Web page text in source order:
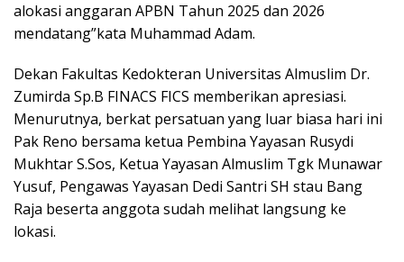
alokasi anggaran APBN Tahun 2025 dan 2026
mendatang”kata Muhammad Adam.
Dekan Fakultas Kedokteran Universitas Almuslim Dr.
Zumirda Sp.B FINACS FICS memberikan apresiasi.
Menurutnya, berkat persatuan yang luar biasa hari ini
Pak Reno bersama ketua Pembina Yayasan Rusydi
Mukhtar S.Sos, Ketua Yayasan Almuslim Tgk Munawar
Yusuf, Pengawas Yayasan Dedi Santri SH stau Bang
Raja beserta anggota sudah melihat langsung ke
lokasi.